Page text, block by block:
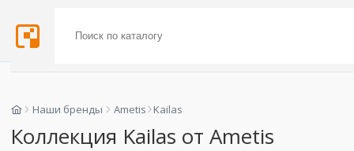
Наши бренды Ametis Kailas
Коллекция Kailas от Ametis